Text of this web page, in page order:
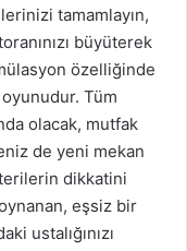
tamamlayın,
büyüterek
özelliğinde
Tüm
olacak, mutfak
de yeni mekan
dikkatini
eşsiz bir
ustalığınızı